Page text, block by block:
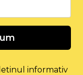
informativ